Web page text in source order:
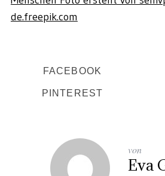
de.freepik.com
FACEBOOK
PINTEREST
von
Eva